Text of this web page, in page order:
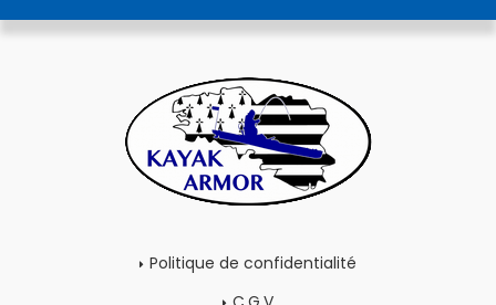
Politique de confidentialité